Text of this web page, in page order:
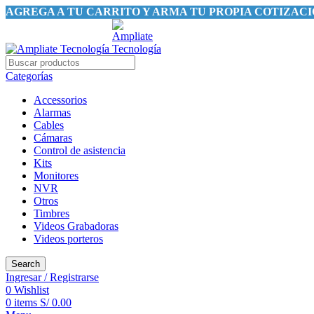
AGREGA A TU CARRITO Y ARMA TU PROPIA
Categorías
Accessorios
Alarmas
Cables
Cámaras
Control de asistencia
Kits
Monitores
NVR
Otros
Timbres
Videos Grabadoras
Videos porteros
Search
Ingresar / Registrarse
0 Wishlist
0 items S/0.00